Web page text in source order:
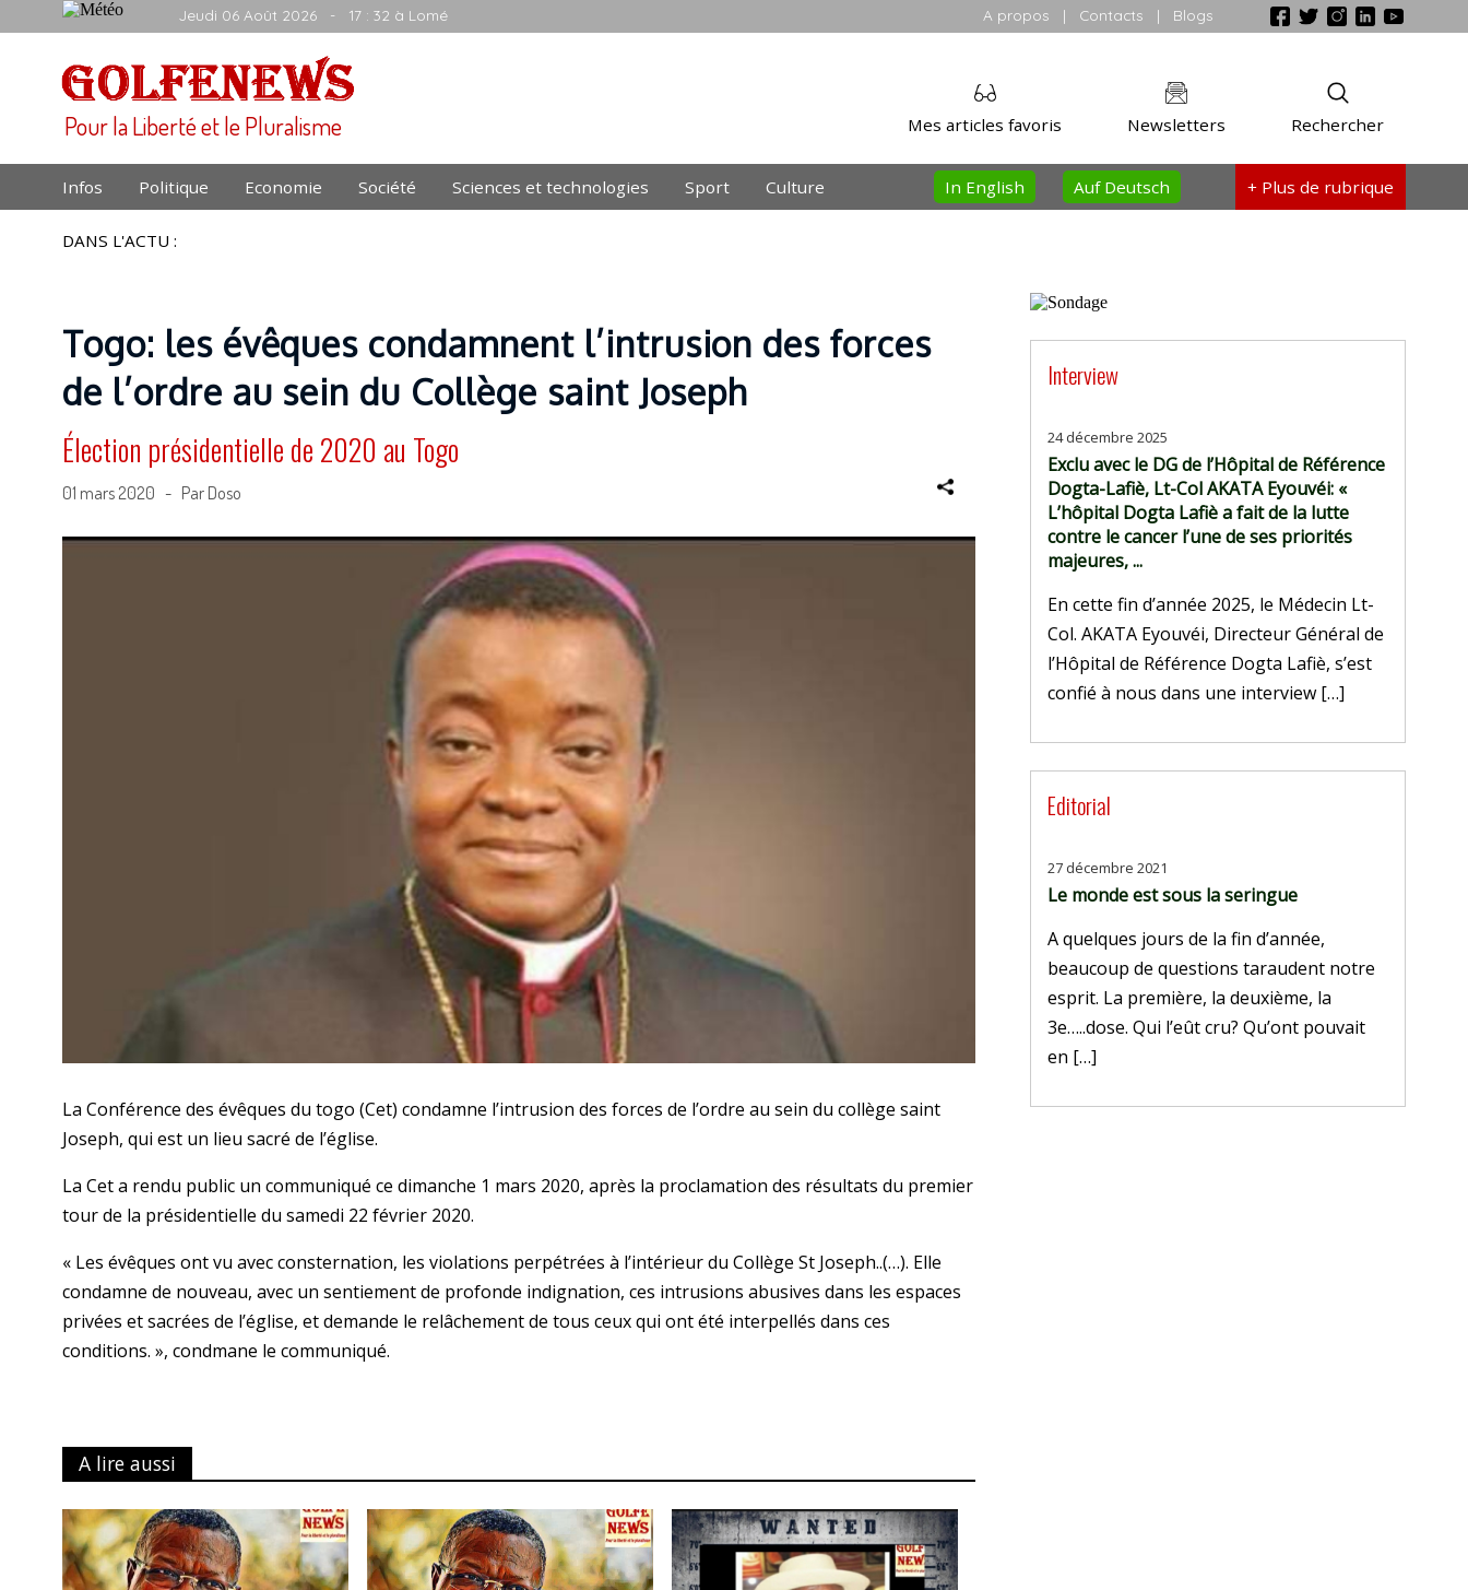
Jeudi 06 Août 2026 - 17 : 32 à Lomé A propos | Contacts | Blogs
Pour la Liberté et le Pluralisme Rechercher
Newsletters
Mes articles favoris
Infos Politique Economie Société Sciences et technologies Sport Culture + Plus de rubrique
Auf Deutsch
In English
DANS L'ACTU :
Togo: les évêques condamnent l’intrusion des forces
de l’ordre au sein du Collège saint Joseph
Élection présidentielle de 2020 au Togo
01 mars 2020 - Par Doso
La Conférence des évêques du togo (Cet) condamne l’intrusion des forces de l’ordre au sein du collège saint
Joseph, qui est un lieu sacré de l’église.
La Cet a rendu public un communiqué ce dimanche 1 mars 2020, après la proclamation des résultats du premier
tour de la présidentielle du samedi 22 février 2020.
« Les évêques ont vu avec consternation, les violations perpétrées à l’intérieur du Collège St Joseph..(…). Elle
condamne de nouveau, avec un sentiement de profonde indignation, ces intrusions abusives dans les espaces
privées et sacrées de l’église, et demande le relâchement de tous ceux qui ont été interpellés dans ces
conditions. », condmane le communiqué.
A lire aussi
Interview
24 décembre 2025
Exclu avec le DG de l’Hôpital de Référence
Dogta-Lafiè, Lt-Col AKATA Eyouvéi: «
L’hôpital Dogta Lafiè a fait de la lutte
contre le cancer l’une de ses priorités
majeures, ...
En cette fin d’année 2025, le Médecin Lt-
Col. AKATA Eyouvéi, Directeur Général de
l’Hôpital de Référence Dogta Lafiè, s’est
confié à nous dans une interview […]
Editorial
27 décembre 2021
Le monde est sous la seringue
A quelques jours de la fin d’année,
beaucoup de questions taraudent notre
esprit. La première, la deuxième, la
3e…..dose. Qui l’eût cru? Qu’ont pouvait
en […]